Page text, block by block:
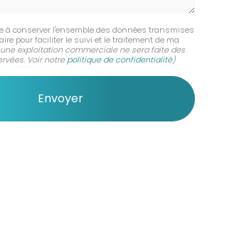
à conserver l'ensemble des données transmises
pour faciliter le suivi et le traitement de ma
exploitation commerciale ne sera faite des
Voir notrepolitique de confidentialité)